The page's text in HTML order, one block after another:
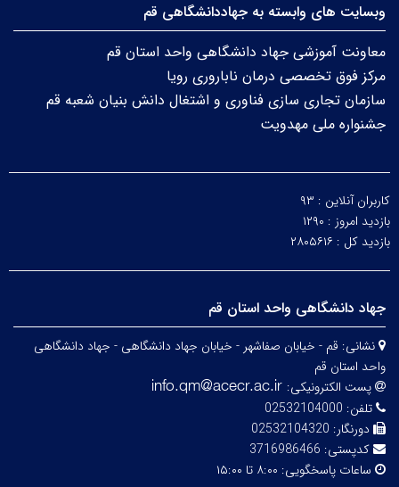
وبسایت های وابسته به جهاددانشگاهی قم
معاونت آموزشی جهاد دانشگاهی واحد استان قم
مرکز فوق تخصصی درمان ناباروری رویا
سازمان تجاری سازی فناوری و اشتغال دانش بنیان شعبه قم
جشنواره ملی مهدویت
کاربران آنلاین : ۹۳
بازدید امروز : ۱۲۹۰
بازدید کل : ۲۸۰۵۶۱۶
جهاد دانشگاهی واحد استان قم
نشانی: قم - خیابان صفاشهر - خیابان جهاد دانشگاهی - جهاد دانشگاهی
واحد استان قم
پست الکترونیکی:
تلفن: 02532104000
دورنگار: 02532104320
کدپستی: 3716986466
ساعات پاسخگویی: ۸:۰۰ تا ۱۵:۰۰